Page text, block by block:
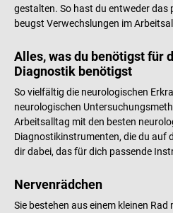
gestalten. So hast du entweder das
beugst Verwechslungen im
Alles, was du benötigst für
Diagnostik benötigst
So vielfältig die neurologischen
neurologischen
Arbeitsalltag mit den besten
Diagnostikinstrumenten, die du auf
dir dabei, das für dich passende
Nervenrädchen
Sie bestehen aus einem kleinen